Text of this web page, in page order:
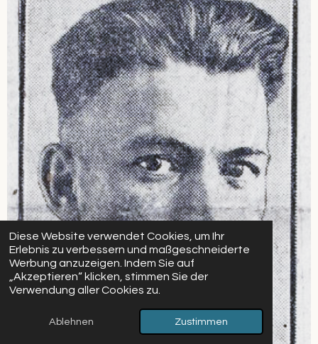
Diese Website verwendet Cookies, um Ihr
Erlebnis zu verbessern und maßgeschneiderte
Werbung anzuzeigen. Indem Sie auf
„Akzeptieren“ klicken, stimmen Sie der
Verwendung aller Cookies zu.
Ablehnen Zustimmen